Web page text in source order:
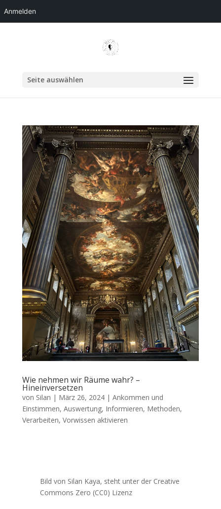
Anmelden
Seite auswählen
Wie nehmen wir Räume wahr? –
Hineinversetzen
von Silan | März 26, 2024| Ankommen und
Einstimmen, Auswertung, Informieren, Methoden,
Verarbeiten, Vorwissen aktivieren
Bild von Silan Kaya, steht unter der Creative
Commons Zero (CC0) Lizenz